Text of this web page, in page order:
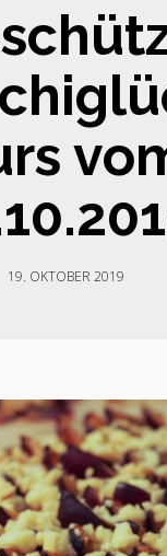
19. OKTOBER 2019